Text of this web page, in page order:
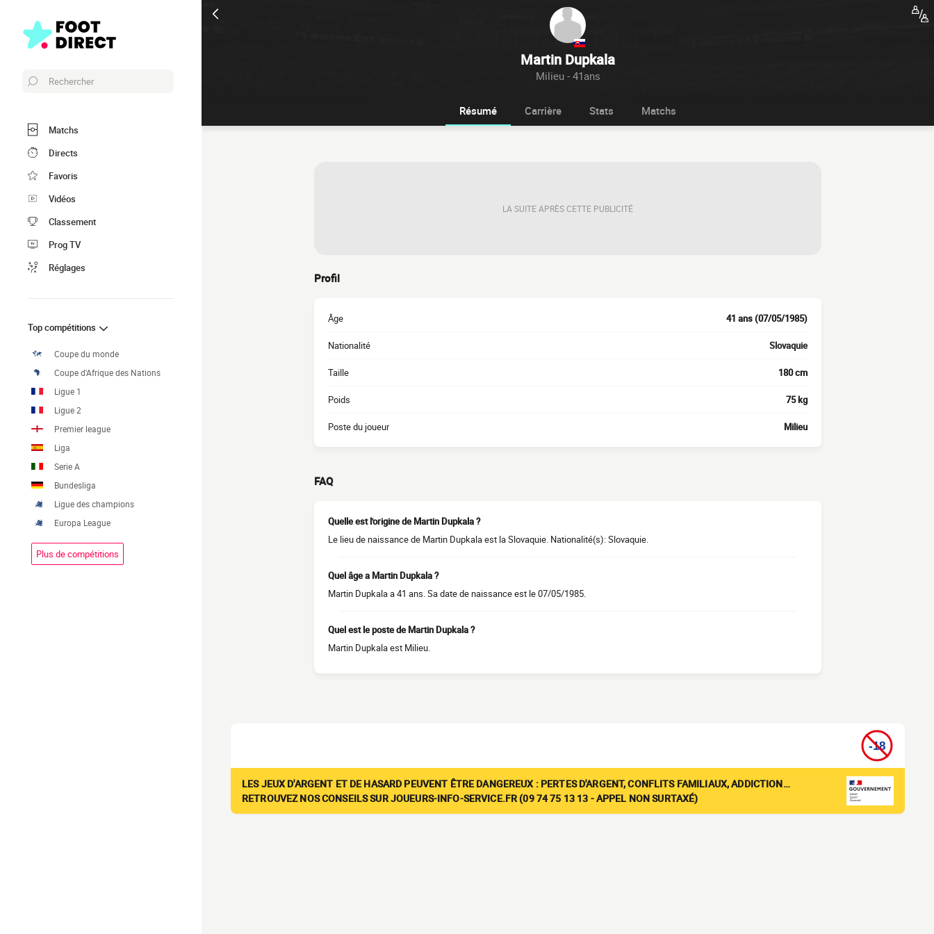
Martin Dupkala
Milieu - 41ans
Rechercher
Matchs
Directs
Favoris
Vidéos
Classement
Prog TV
Réglages
Top compétitions
Coupe du monde
Coupe d'Afrique des Nations
Ligue 1
Ligue 2
Premier league
Liga
Serie A
Bundesliga
Ligue des champions
Europa League
Plus de compétitions
Résumé Carrière Stats Matchs
LA SUITE APRÈS CETTE PUBLICITÉ
Profil
Âge 41 ans (07/05/1985)
Nationalité Slovaquie
Taille 180 cm
Poids 75 kg
Poste du joueur Milieu
FAQ
Quelle est l'origine de Martin Dupkala ?
Le lieu de naissance de Martin Dupkala est la Slovaquie. Nationalité(s): Slovaquie.
Quel âge a Martin Dupkala ?
Martin Dupkala a 41 ans. Sa date de naissance est le 07/05/1985.
Quel est le poste de Martin Dupkala ?
Martin Dupkala est Milieu.
LES JEUX D'ARGENT ET DE HASARD PEUVENT ÊTRE DANGEREUX : PERTES D'ARGENT, CONFLITS FAMILIAUX, ADDICTION…
RETROUVEZ NOS CONSEILS SUR JOUEURS-INFO-SERVICE.FR (09 74 75 13 13 - APPEL NON SURTAXÉ)